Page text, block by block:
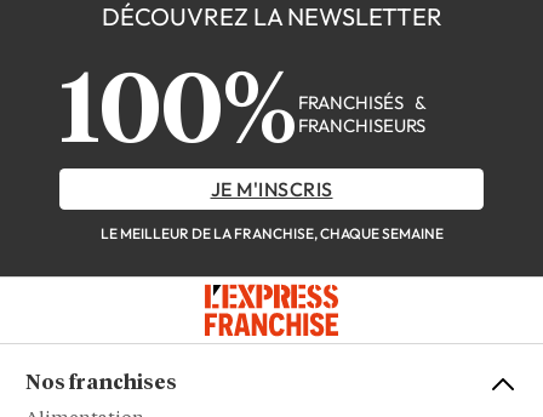
DÉCOUVREZ LA NEWSLETTER
100% FRANCHISÉS &
FRANCHISEURS
JE M'INSCRIS
LE MEILLEUR DE LA FRANCHISE, CHAQUE SEMAINE
Nos franchises